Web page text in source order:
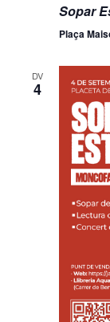
Sopar
Plaça
DV
4